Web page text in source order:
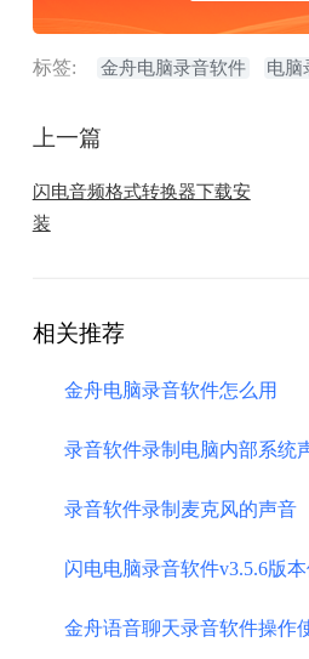
标签: 金舟电脑录音软件 电脑
上一篇
闪电音频格式转换器下载安
装
相关推荐
金舟电脑录音软件怎么用
录音软件录制电脑内部系统
录音软件录制麦克风的声音
闪电电脑录音软件v3.5.6版
金舟语音聊天录音软件操作